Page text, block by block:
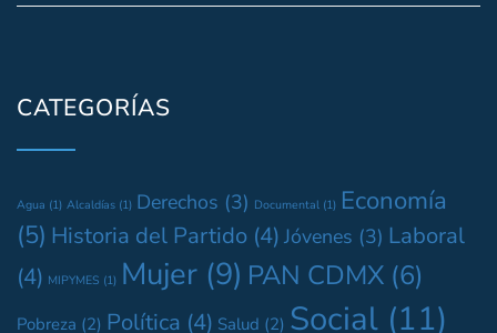
CATEGORÍAS
Agua (1) Alcaldías (1) Derechos (3) Documental (1) Economía
(5) Historia del Partido (4) Jóvenes (3) Laboral
(4) MIPYMES (1) Mujer (9) PAN CDMX (6)
Pobreza (2) Política (4) Salud (2) Social (11)